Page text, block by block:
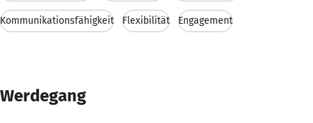
Kommunikationsfähigkeit Flexibilität Engagement
Werdegang